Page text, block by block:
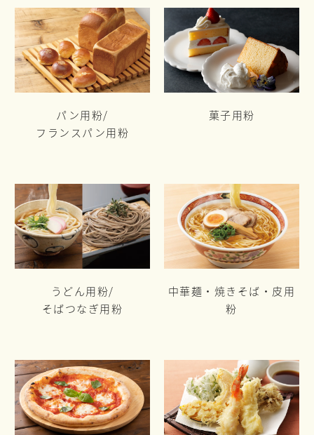
パン用粉/
フランスパン用粉
菓子用粉
うどん用粉/
そばつなぎ用粉
中華麺・焼きそば・皮用
粉